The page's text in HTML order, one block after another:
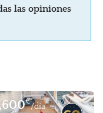
las opiniones
€
/día